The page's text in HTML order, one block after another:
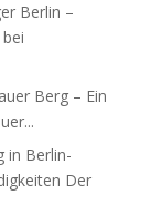
Berlin –
Berg – Ein
in Berlin-
Der